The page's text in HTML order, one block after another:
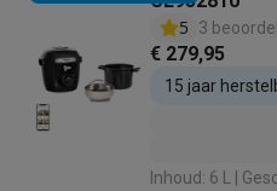
5
3
€ 279,95
15 jaar
Inhoud: 6 L |